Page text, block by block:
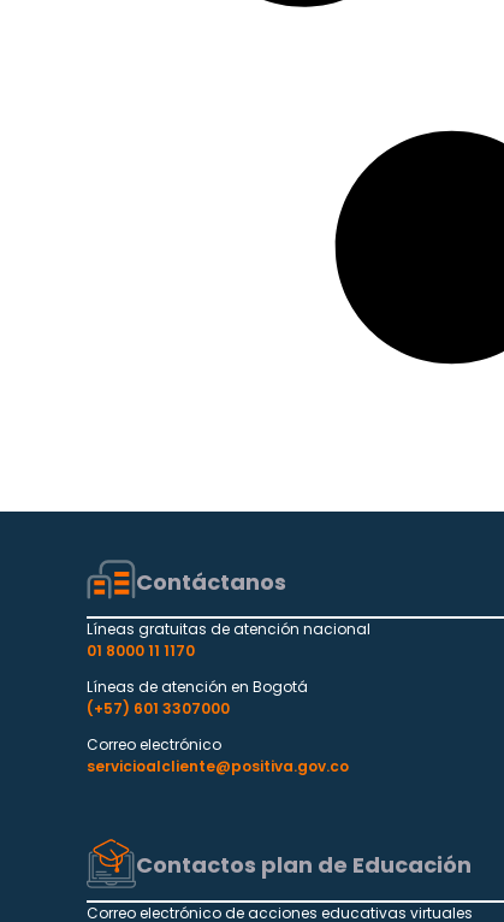
Contáctanos
Líneas gratuitas de atención nacional
01 8000 11 1170
Líneas de atención en Bogotá
(+57) 601 3307000
Correo electrónico
servicioalcliente@positiva.gov.co
Contactos plan de Educación
Correo electrónico de acciones educativas virtuales